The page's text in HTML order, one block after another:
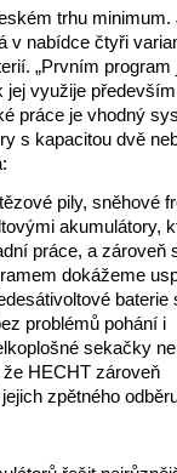
trhu minimum.
v nabídce čtyři
„Prvním program
jej využije
práce je vhodný
s kapacitou dvě
pily, sněhové
akumulátory,
práce, a zároveň
dokážeme
baterie
problémů pohání i
sekačky
HECHT zároveň
zpětného